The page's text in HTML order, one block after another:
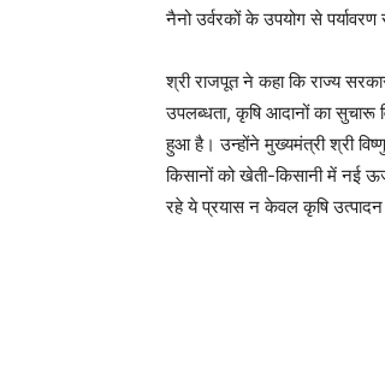
नैनो उर्वरकों के उपयोग से पर्यावरण
श्री राजपूत ने कहा कि राज्य
उपलब्धता, कृषि आदानों का सुचारू
हुआ है। उन्होंने मुख्यमंत्री श्री
किसानों को खेती-किसानी में नई
रहे ये प्रयास न केवल कृषि उत्पादन